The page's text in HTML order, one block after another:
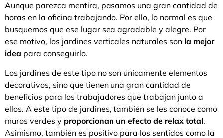
Aunque parezca mentira, pasamos una gran cantidad de
horas en la oficina trabajando. Por ello, lo normal es que
busquemos que ese lugar sea agradable y alegre. Por
ese motivo, los jardines verticales naturales son la mejor
idea para conseguirlo.
Los jardines de este tipo no son únicamente elementos
decorativos, sino que tienen una gran cantidad de
beneficios para los trabajadores que trabajan junto a
ellos. A este tipo de jardines, también se les conoce como
muros verdes y proporcionan un efecto de relax total.
Asimismo, también es positivo para los sentidos como la